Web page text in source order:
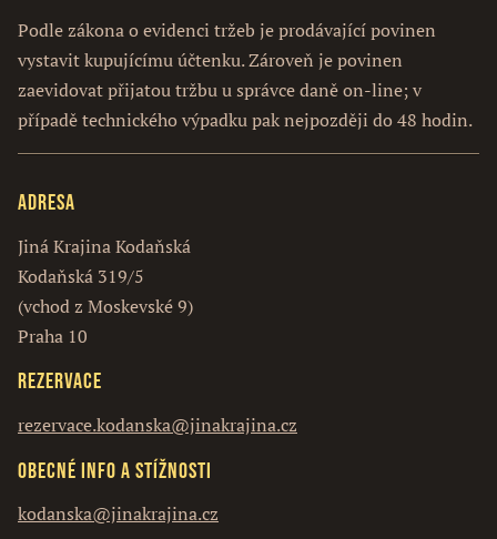
Podle zákona o evidenci tržeb je prodávající povinen
vystavit kupujícímu účtenku. Zároveň je povinen
zaevidovat přijatou tržbu u správce daně on-line; v
případě technického výpadku pak nejpozději do 48 hodin.
Adresa
Jiná Krajina Kodaňská
Kodaňská 319/5
(vchod z Moskevské 9)
Praha 10
Rezervace
rezervace.kodanska@jinakrajina.cz
Obecné info a stížnosti
kodanska@jinakrajina.cz